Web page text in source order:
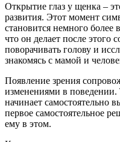
Открытие глаз у щенка –
развития. Этот момент
становится немного
что он делает после этого
поворачивать голову и
знакомясь с мамой и
Появление зрения
изменениями в поведении.
начинает самостоятельно
первое самостоятельное
ему в этом.